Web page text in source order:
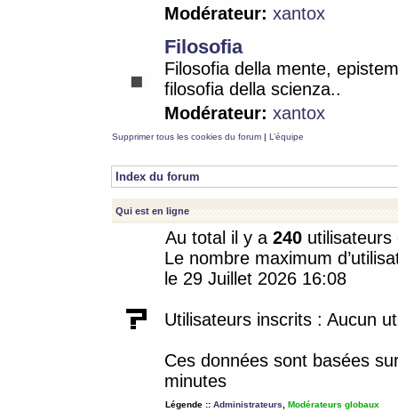
Modérateur: xantox
Filosofia
Filosofia della mente,
filosofia della scienza..
Modérateur: xantox
Supprimer tous les cookies du forum | L’équipe
Index du forum
Qui est en ligne
Au total il y a 240
Le nombre maximum
le 29 Juillet 2026 16:08
Utilisateurs inscrits : Aucun
Ces données sont basées
minutes
Légende :: Administrateurs Modérateurs globaux